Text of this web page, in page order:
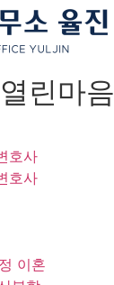
린마음
호사
호사
이혼